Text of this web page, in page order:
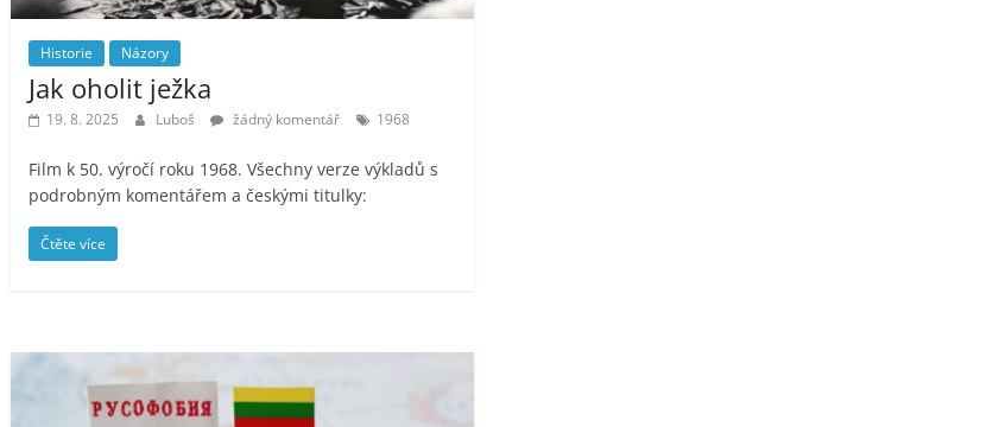
Historie Názory
Jak oholit ježka
19. 8. 2025 Luboš žádný komentář 1968
Film k 50. výročí roku 1968. Všechny verze výkladů s
podrobným komentářem a českými titulky:
Čtěte více